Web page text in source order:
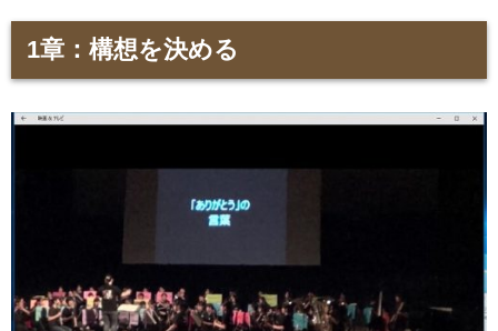
1章：構想を決める